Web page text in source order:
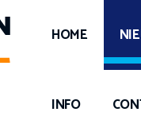
HOME
INFO